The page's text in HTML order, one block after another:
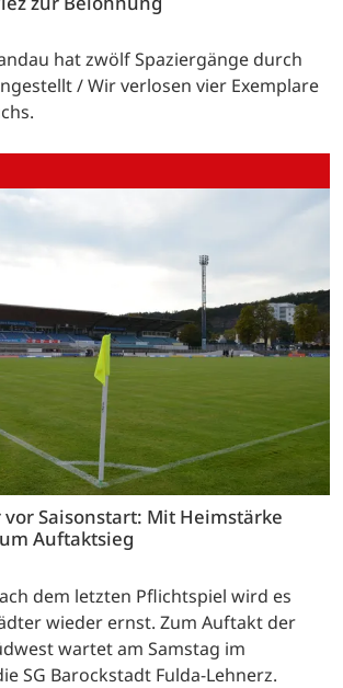
hat zwölf Spaziergänge durch
/ Wir verlosen vier Exemplare
Saisonstart: Mit Heimstärke
Auftaktsieg
dem letzten Pflichtspiel wird es
wieder ernst. Zum Auftakt der
wartet am Samstag im
SG Barockstadt Fulda-Lehnerz.